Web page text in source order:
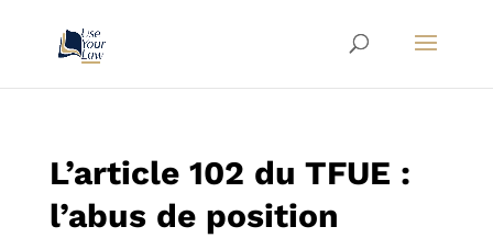
L’article 102 du TFUE :
l’abus de position